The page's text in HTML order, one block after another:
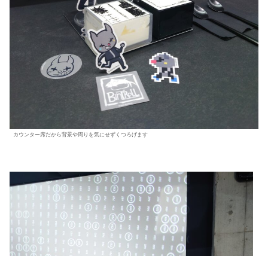
カウンター席だから背景や周りを気にせずくつろげます